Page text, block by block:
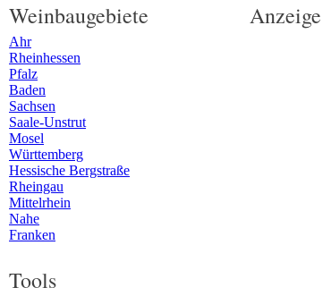
Weinbaugebiete
Ahr
Rheinhessen
Pfalz
Baden
Sachsen
Saale-Unstrut
Mosel
Württemberg
Hessische Bergstraße
Rheingau
Mittelrhein
Nahe
Franken
Tools
Anzeige